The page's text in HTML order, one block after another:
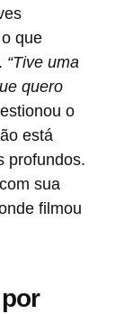
que
“Tive uma
quero
o
está
profundos.
com sua
filmou